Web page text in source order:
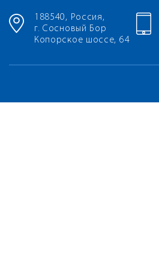
188540, Россия,
г. Сосновый Бор
Копорское шоссе, 64